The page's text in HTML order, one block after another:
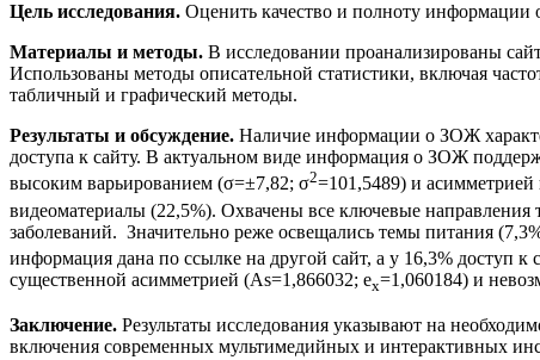
Цель исследования. Оценить качество и полноту информации
Материалы и методы. В исследовании проанализированы
Использованы методы описательной статистики, включая
табличный и графический методы.
Результаты и обсуждение. Наличие информации о ЗОЖ
доступа к сайту. В актуальном виде информация о ЗОЖ
высоким варьированием (σ=±7,82; σ2=101,5489) и
видеоматериалы (22,5%). Охвачены все ключевые
заболеваний. Значительно реже освещались темы питания
информация дана по ссылке на другой сайт, а у 16,3% доступ
существенной асимметрией (Аs=1,866032; ех=1,060184) и
Заключение. Результаты исследования указывают на
включения современных мультимедийных и интерактивных